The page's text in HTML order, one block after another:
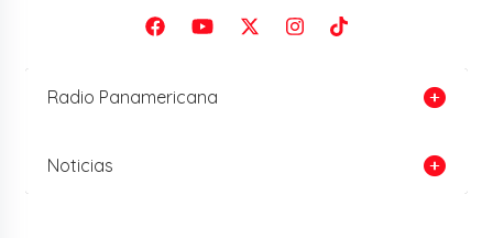
Radio Panamericana
Noticias